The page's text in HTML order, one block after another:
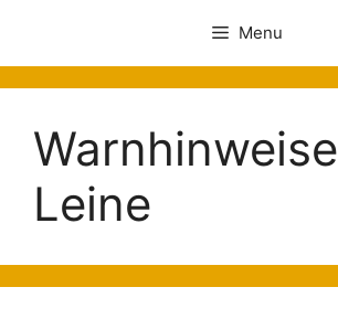
Menu
Warnhinweise
Leine